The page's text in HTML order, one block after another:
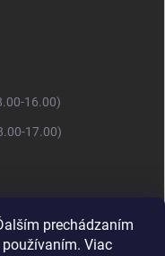
prechádzaním
Viac
16.00)
17.00)